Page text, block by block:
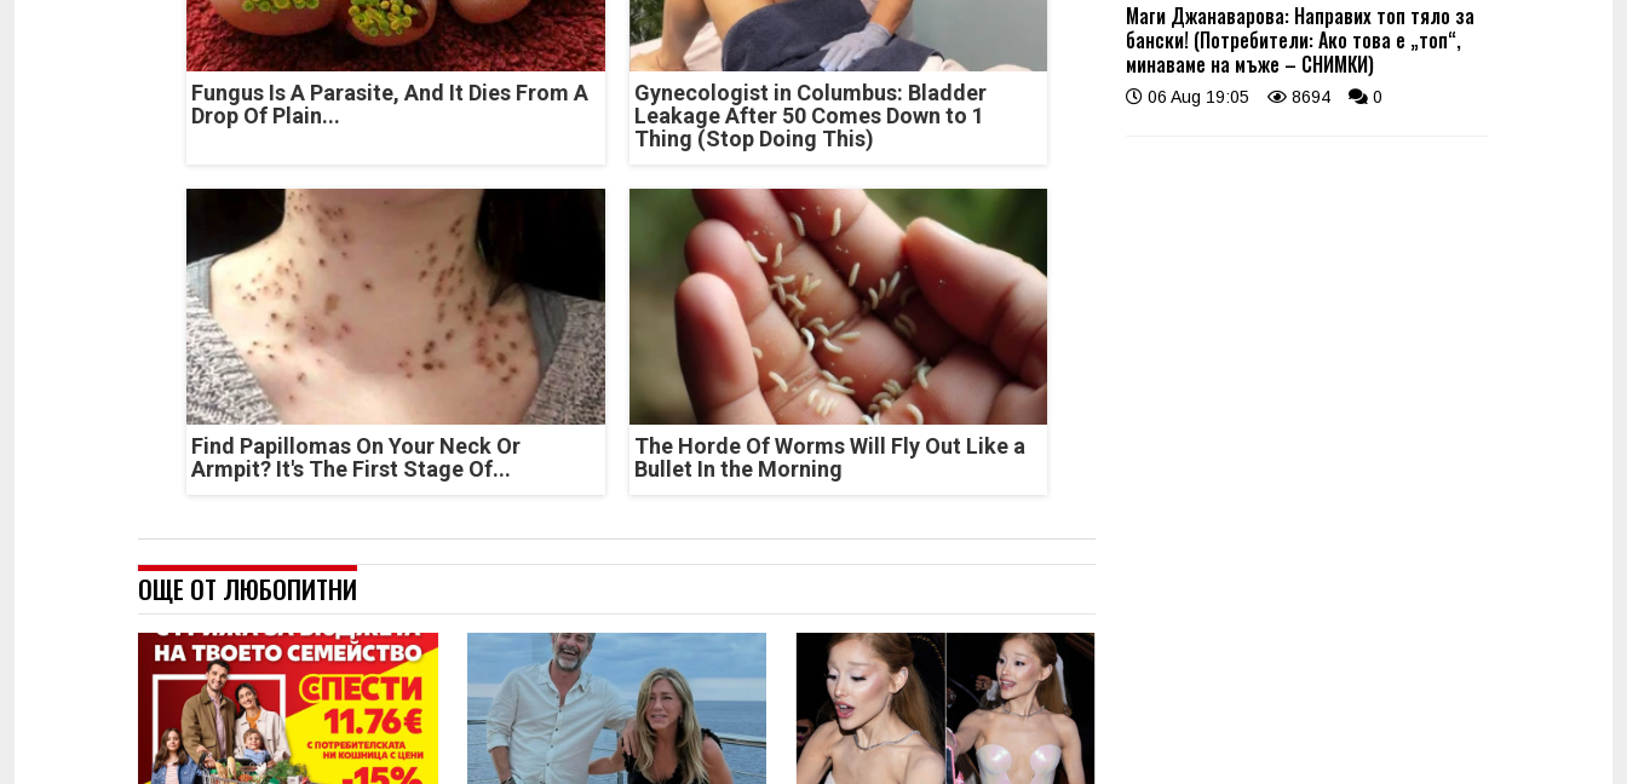
Fungus Is A Parasite, And It Dies From A
Drop Of Plain...
Gynecologist in Columbus: Bladder
Leakage After 50 Comes Down to 1
Thing (Stop Doing This)
Find Papillomas On Your Neck Or
Armpit? It's The First Stage Of...
The Horde Of Worms Will Fly Out Like a
Bullet In the Morning
ОЩЕ ОТ ЛЮБОПИТНИ
Маги Джанаварова: Направих топ тяло за
бански! (Потребители: Ако това е „топ“,
минаваме на мъже – СНИМКИ)
06 Aug 19:05 8694 0